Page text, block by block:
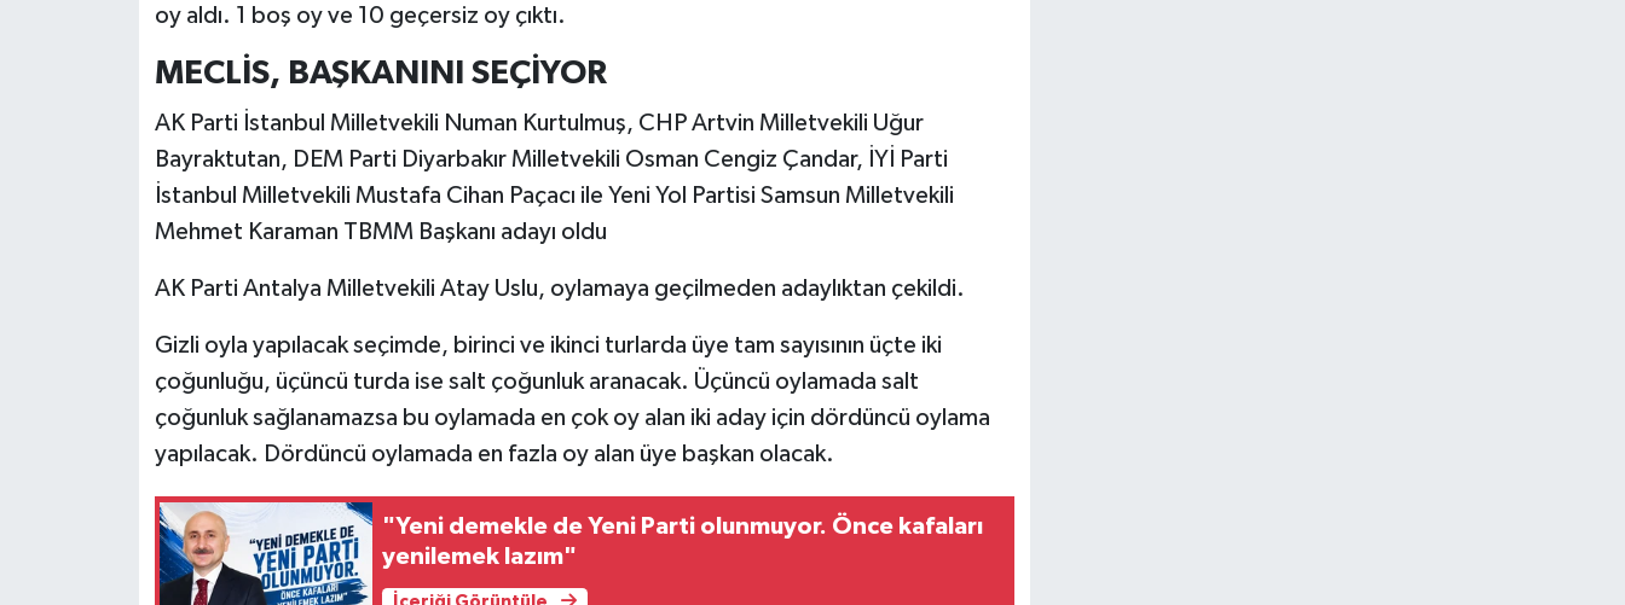
oy aldı. 1 boş oy ve 10 geçersiz oy çıktı.
MECLİS, BAŞKANINI SEÇİYOR
AK Parti İstanbul Milletvekili Numan Kurtulmuş, CHP Artvin Milletvekili Uğur
Bayraktutan, DEM Parti Diyarbakır Milletvekili Osman Cengiz Çandar, İYİ Parti
İstanbul Milletvekili Mustafa Cihan Paçacı ile Yeni Yol Partisi Samsun Milletvekili
Mehmet Karaman TBMM Başkanı adayı oldu
AK Parti Antalya Milletvekili Atay Uslu, oylamaya geçilmeden adaylıktan çekildi.
Gizli oyla yapılacak seçimde, birinci ve ikinci turlarda üye tam sayısının üçte iki
çoğunluğu, üçüncü turda ise salt çoğunluk aranacak. Üçüncü oylamada salt
çoğunluk sağlanamazsa bu oylamada en çok oy alan iki aday için dördüncü oylama
yapılacak. Dördüncü oylamada en fazla oy alan üye başkan olacak.
"Yeni demekle de Yeni Parti olunmuyor. Önce kafaları
yenilemek lazım"